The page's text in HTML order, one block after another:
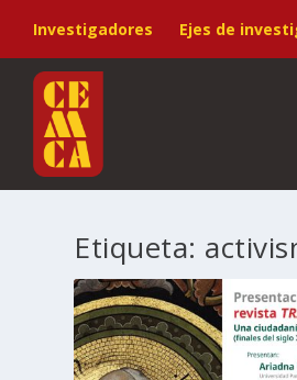
Investigadores Ejes de
Etiqueta: